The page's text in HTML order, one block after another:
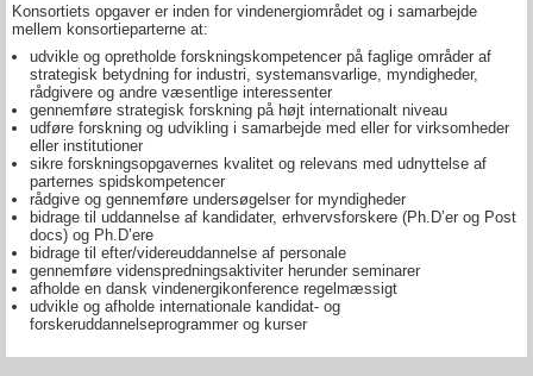
Konsortiets opgaver er inden for vindenergiområdet og i samarbejde
mellem konsortieparterne at:
udvikle og opretholde forskningskompetencer på faglige områder af
strategisk betydning for industri, systemansvarlige, myndigheder,
rådgivere og andre væsentlige interessenter
gennemføre strategisk forskning på højt internationalt niveau
udføre forskning og udvikling i samarbejde med eller for virksomheder
eller institutioner
sikre forskningsopgavernes kvalitet og relevans med udnyttelse af
parternes spidskompetencer
rådgive og gennemføre undersøgelser for myndigheder
bidrage til uddannelse af kandidater, erhvervsforskere (Ph.D’er og Post
docs) og Ph.D’ere
bidrage til efter/videreuddannelse af personale
gennemføre videnspredningsaktiviter herunder seminarer
afholde en dansk vindenergikonference regelmæssigt
udvikle og afholde internationale kandidat- og
forskeruddannelseprogrammer og kurser